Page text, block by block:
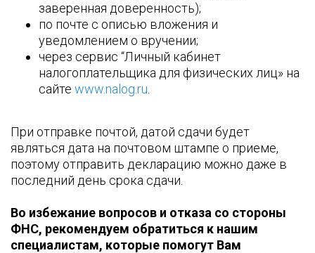
заверенная доверенность);
по почте с описью вложения и
уведомлением о вручении;
через сервис “Личный кабинет
налогоплательщика для физических лиц» на
сайте www.nalog.ru
При отправке почтой, датой сдачи будет
являться дата на почтовом штампе о приеме,
поэтому отправить декларацию можно даже в
последний день срока сдачи.
Во избежание вопросов и отказа со стороны
ФНС, рекомендуем обратиться к нашим
специалистам, которые помогут Вам